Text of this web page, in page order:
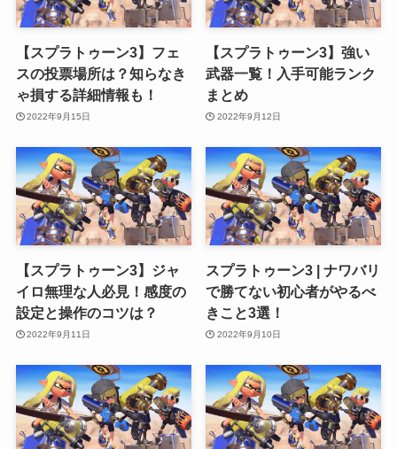
【スプラトゥーン3】フェ
スの投票場所は？知らなき
ゃ損する詳細情報も！
2022年9月15日
【スプラトゥーン3】強い
武器一覧！入手可能ランク
まとめ
2022年9月12日
【スプラトゥーン3】ジャ
イロ無理な人必見！感度の
設定と操作のコツは？
2022年9月11日
スプラトゥーン3 | ナワバリ
で勝てない初心者がやるべ
きこと3選！
2022年9月10日